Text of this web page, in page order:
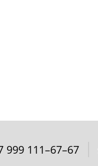
999 111–67–67